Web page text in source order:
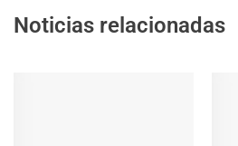
Noticias relacionadas